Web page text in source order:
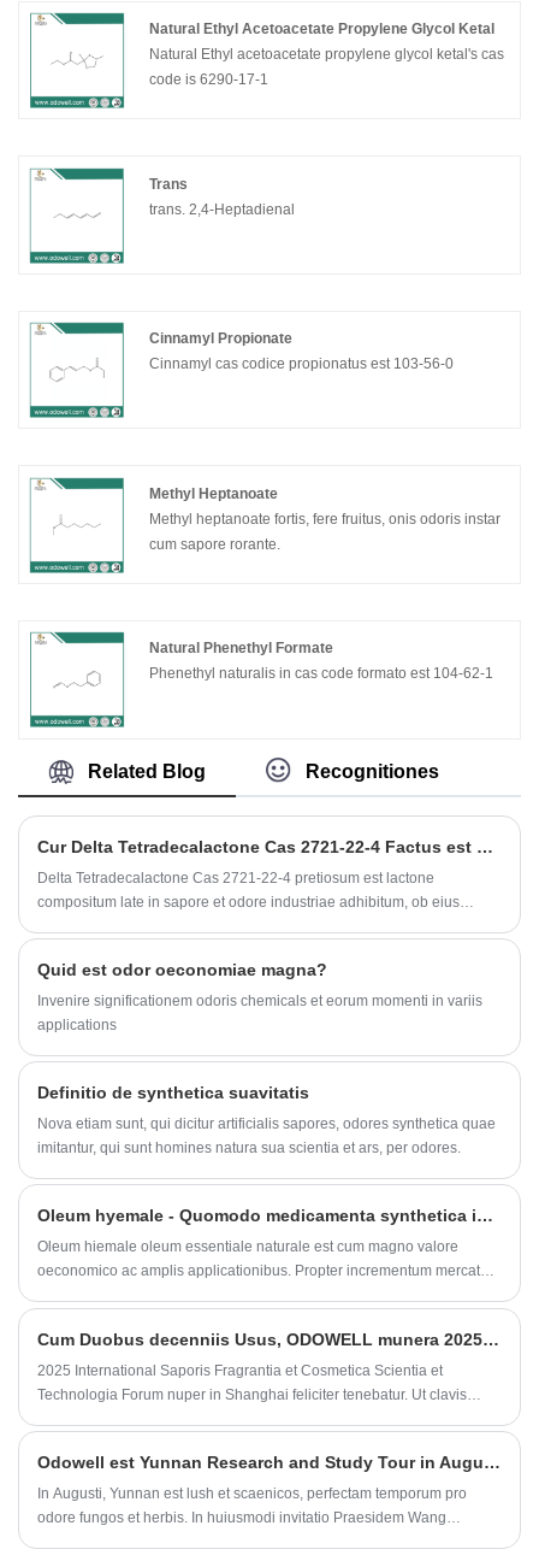
Natural Ethyl Acetoacetate Propylene Glycol Ketal
Natural Ethyl acetoacetate propylene glycol ketal's cas
code is 6290-17-1
Trans
trans. 2,4-Heptadienal
Cinnamyl Propionate
Cinnamyl cas codice propionatus est 103-56-0
Methyl Heptanoate
Methyl heptanoate fortis, fere fruitus, onis odoris instar
cum sapore rorante.
Natural Phenethyl Formate
Phenethyl naturalis in cas code formato est 104-62-1
Related Blog Recognitiones
Cur Delta Tetradecalactone Cas 2721-22-4 Factus est Essentialis Ingrediens in Applicationibus hodiernis Saporis et Fragrantiae
Delta Tetradecalactone Cas 2721-22-4 pretiosum est lactone
compositum late in sapore et odore industriae adhibitum, ob eius
utilitates, considerationes qualitates, et regimen quaerens artifices
certas aromatum ingredientes acquirendi.
Quid est odor oeconomiae magna?
Invenire significationem odoris chemicals et eorum momenti in variis
applications
Definitio de synthetica suavitatis
Nova etiam sunt, qui dicitur artificialis sapores, odores synthetica quae
imitantur, qui sunt homines natura sua scientia et ars, per odores.
Oleum hyemale - Quomodo medicamenta synthetica inveniuntur et probata pro natura?
Oleum hiemale oleum essentiale naturale est cum magno valore
oeconomico ac amplis applicationibus. Propter incrementum mercatum
Cum Duobus decenniis Usus, ODOWELL munera 2025 Internationale Saporis Odoris et Cosmeticae Scientiae et Technologiae Forum
2025 International Saporis Fragrantia et Cosmetica Scientia et
Technologia Forum nuper in Shanghai feliciter tenebatur. Ut clavis
Odowell est Yunnan Research and Study Tour in August MMXXV
In Augusti, Yunnan est lush et scaenicos, perfectam temporum pro
odore fungos et herbis. In huiusmodi invitatio Praesidem Wang